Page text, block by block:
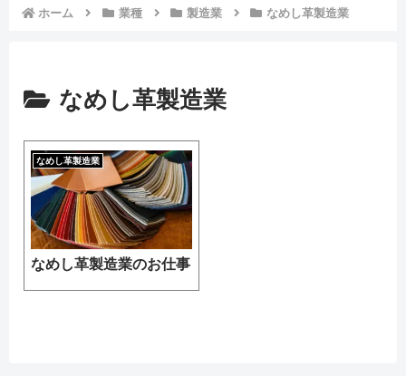
ホーム 業種 製造業 なめし革製造業
なめし革製造業
なめし革製造業
なめし革製造業のお仕事